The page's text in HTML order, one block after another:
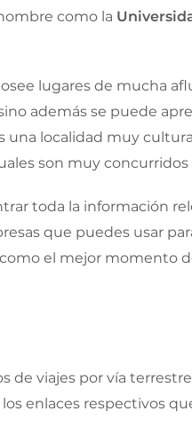
como la
lugares de mucha
además se puede
una localidad muy
son muy
toda la información
que puedes usar
el mejor momento
viajes por vía
enlaces respectivos